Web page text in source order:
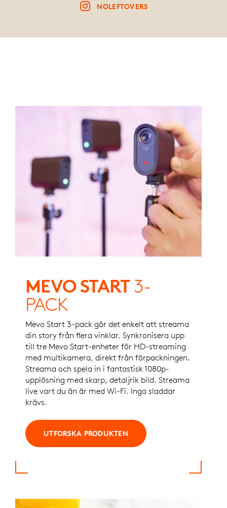
NOLEFTOVERS
MEVO START 3-
PACK
Mevo Start 3-pack gör det enkelt att streama
din story från flera vinklar. Synkronisera upp
till tre Mevo Start-enheter för HD-streaming
med multikamera, direkt från förpackningen.
Streama och spela in i fantastisk 1080p-
upplösning med skarp, detaljrik bild. Streama
live vart du än är med Wi-Fi. Inga sladdar
krävs.
UTFORSKA PRODUKTEN